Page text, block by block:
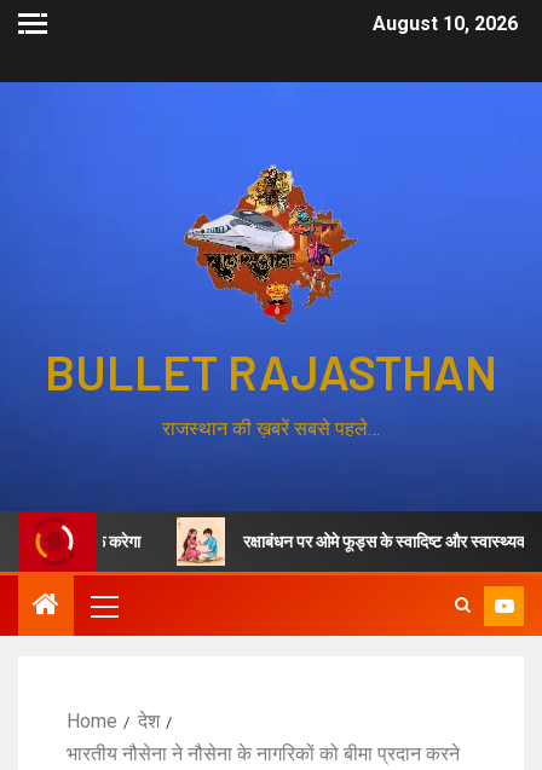
August 10, 2026
BULLET RAJASTHAN
राजस्थान की ख़बरें सबसे पहले…
शुरू करेगा रक्षाबंधन पर ओमे फूड्स के स्वादिष्ट और स्वास्थ्यवर्धक
Home
देश
भारतीय नौसेना ने नौसेना के नागरिकों को बीमा प्रदान करने